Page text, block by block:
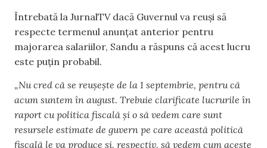
Întrebată la JurnalTV dacă Guvernul va reuși să
respecte termenul anunțat anterior pentru
majorarea salariilor, Sandu a răspuns că acest lucru
este puțin probabil.
„Nu cred că se reușește de la 1 septembrie, pentru că
acum suntem în august. Trebuie clarificate lucrurile în
raport cu politica fiscală și o să vedem care sunt
resursele estimate de guvern pe care această politică
fiscală le va produce și, respectiv, să vedem cum aceste